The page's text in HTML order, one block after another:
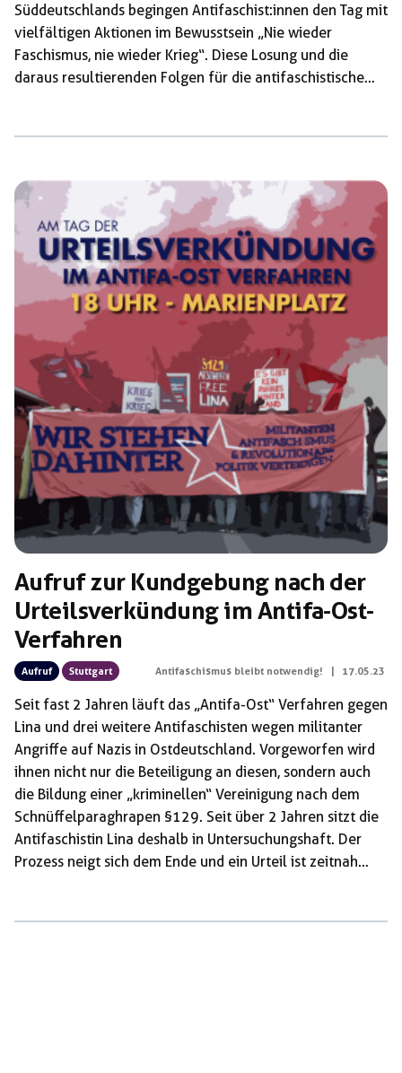
Süddeutschlands begingen Antifaschist:innen den Tag mit
vielfältigen Aktionen im Bewusstsein „Nie wieder
Faschismus, nie wieder Krieg“. Diese Losung und die
daraus resultierenden Folgen für die antifaschistische
heute: Organisiert kämpfen gegen Krieg und Faschismus!
Der 8. Mai steht für die Befreiung Deutschlands vom
Faschismus an der Macht. An diesem Tag […]
Aufruf zur Kundgebung nach der
Urteilsverkündung im Antifa-Ost-
Verfahren
Aufruf Stuttgart Antifaschismus bleibt notwendig! 17.05.23
Seit fast 2 Jahren läuft das „Antifa-Ost“ Verfahren gegen
Lina und drei weitere Antifaschisten wegen militanter
Angriffe auf Nazis in Ostdeutschland. Vorgeworfen wird
ihnen nicht nur die Beteiligung an diesen, sondern auch
die Bildung einer „kriminellen“ Vereinigung nach dem
Schnüffelparaghrapen §129. Seit über 2 Jahren sitzt die
Antifaschistin Lina deshalb in Untersuchungshaft. Der
Prozess neigt sich dem Ende und ein Urteil ist zeitnah